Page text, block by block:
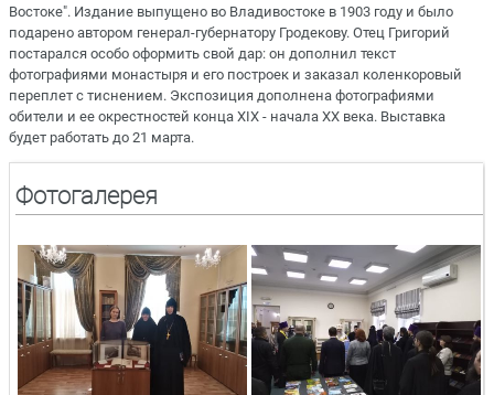
Востоке". Издание выпущено во Владивостоке в 1903 году и было
подарено автором генерал-губернатору Гродекову. Отец Григорий
постарался особо оформить свой дар: он дополнил текст
фотографиями монастыря и его построек и заказал коленкоровый
переплет с тиснением. Экспозиция дополнена фотографиями
обители и ее окрестностей конца XIX - начала XX века. Выставка
будет работать до 21 марта.
Фотогалерея